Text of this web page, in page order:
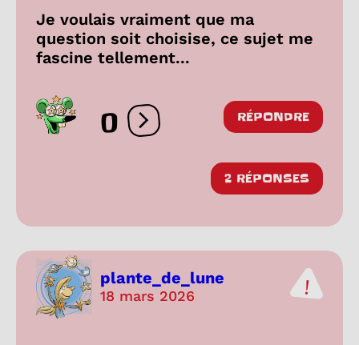
Je voulais vraiment que ma
question soit choisise, ce sujet me
fascine tellement...
0 Ouvrir les réactions
RÉPONDRE
2 RÉPONSES
plante_de_lune
18 mars 2026